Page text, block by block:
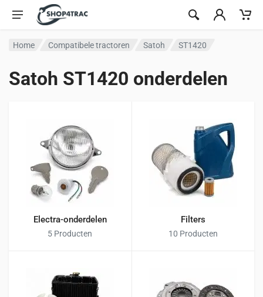
Ga naar inhoud
Home Compatibele tractoren Satoh ST1420
Satoh ST1420 onderdelen
Electra-onderdelen
5 Producten
Filters
10 Producten